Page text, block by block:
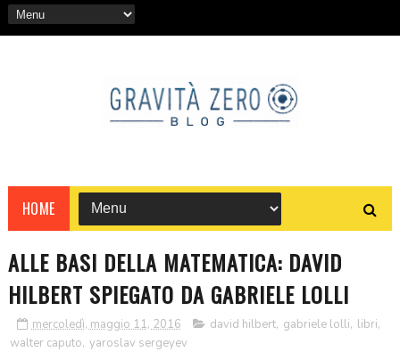
HOME
ALLE BASI DELLA MATEMATICA: DAVID
HILBERT SPIEGATO DA GABRIELE LOLLI
mercoledì, maggio 11, 2016 david hilbert, gabriele lolli, libri,
walter caputo, yaroslav sergeyev